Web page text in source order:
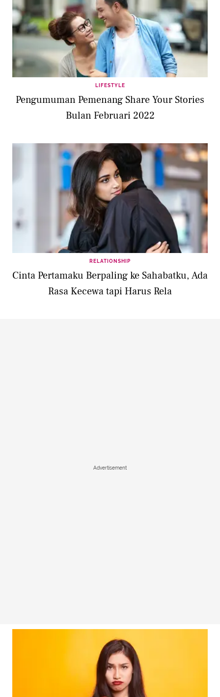
LIFESTYLE
Pengumuman Pemenang Share Your Stories
Bulan Februari 2022
RELATIONSHIP
Cinta Pertamaku Berpaling ke Sahabatku, Ada
Rasa Kecewa tapi Harus Rela
Advertisement